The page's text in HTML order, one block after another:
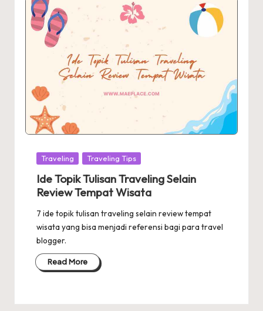
Posted
Traveling Traveling Tips
Ide Topik Tulisan Traveling Selain
Review Tempat Wisata
7 ide topik tulisan traveling selain review tempat
wisata yang bisa menjadi referensi bagi para travel
blogger.
Read More